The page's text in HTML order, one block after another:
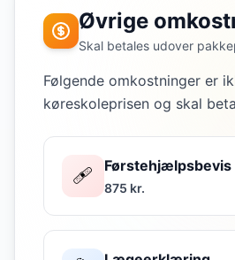
Øvrige
Skal betales udover
Følgende omkostninger er
køreskoleprisen og skal
🩹 Førstehjælpsbevis
875 kr.